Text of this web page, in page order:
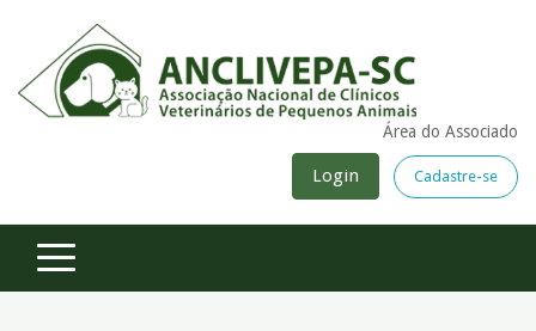
Área do Associado
Login Cadastre-se